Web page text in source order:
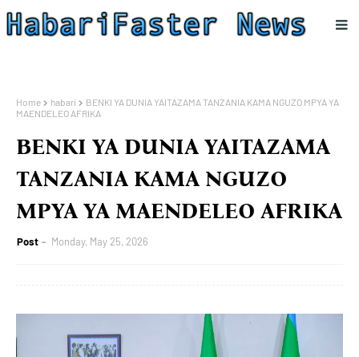
Home habari
BENKI YA DUNIA YAITAZAMA TANZANIA KAMA NGUZO MPYA YA
MAENDELEO AFRIKA
BENKI YA DUNIA YAITAZAMA
TANZANIA KAMA NGUZO
MPYA YA MAENDELEO AFRIKA
Post Monday, May 25, 2026